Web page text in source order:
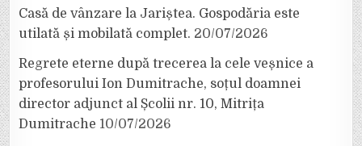
Casă de vânzare la Jariștea. Gospodăria este
utilată și mobilată complet. 20/07/2026
Regrete eterne după trecerea la cele veșnice a
profesorului Ion Dumitrache, soțul doamnei
director adjunct al Școlii nr. 10, Mitrița
Dumitrache 10/07/2026